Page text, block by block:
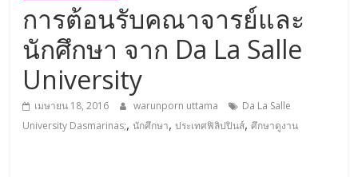
การต้อนรับคณาจารย์และ
นักศึกษา จาก Da La Salle
University
เมษายน 18, 2016 warunporn uttama
Da La Salle
University Dasmarinas;,นักศึกษา,ประเทศฟิลิปปินส์,ศึกษาดูงาน